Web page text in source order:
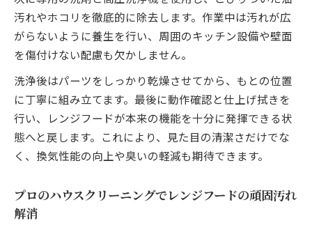
汚れやホコリを徹底的に除去します。作業中は汚れが広
がらないように養生を行い、周囲のキッチン設備や壁面
を傷付けない配慮も欠かしません。
洗浄後はパーツをしっかり乾燥させてから、もとの位置
に丁寧に組み立てます。最後に動作確認と仕上げ拭きを
行い、レンジフードが本来の機能を十分に発揮できる状
態へと戻します。これにより、見た目の清潔さだけでな
く、換気性能の向上や臭いの軽減も期待できます。
プロのハウスクリーニングでレンジフードの頑固汚れ
解消